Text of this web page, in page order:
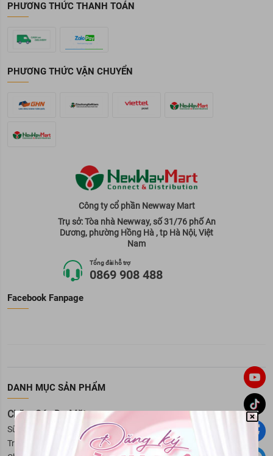
PHƯƠNG THỨC THANH TOÁN
PHƯƠNG THỨC VẬN CHUYỂN
Công ty cổ phần Newway Mart
Trụ sở: Tòa nhà Newway, số 31/76 phố An
Dương, phường Hồng Hà , tp Hà Nội, Việt
Nam
Tổng đài hỗ trợ
0869 908 488
Facebook Fanpage
DANH MỤC SẢN PHẨM
Chăm Sóc Da Mặt
Sữa rửa mặt Tẩy trang Kem dưỡng da
Trị mụn
Mặt nạ
Trị nám và tàn nhang